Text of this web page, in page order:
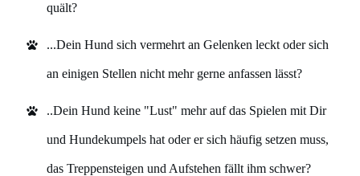
quält?
...Dein Hund sich vermehrt an Gelenken leckt oder sich
an einigen Stellen nicht mehr gerne anfassen lässt?
..Dein Hund keine "Lust" mehr auf das Spielen mit Dir
und Hundekumpels hat oder er sich häufig setzen muss,
das Treppensteigen und Aufstehen fällt ihm schwer?